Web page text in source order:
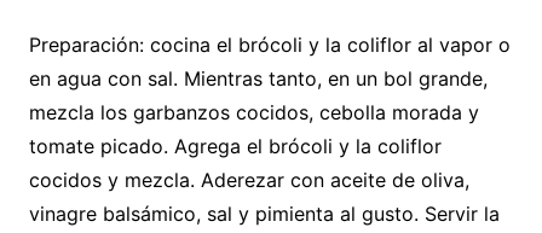
Preparación: cocina el brócoli y la coliflor al vapor o
en agua con sal. Mientras tanto, en un bol grande,
mezcla los garbanzos cocidos, cebolla morada y
tomate picado. Agrega el brócoli y la coliflor
cocidos y mezcla. Aderezar con aceite de oliva,
vinagre balsámico, sal y pimienta al gusto. Servir la